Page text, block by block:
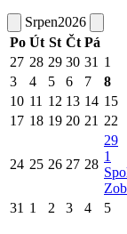
Srpen2026
Po Út St Čt Pá
27 28 29 30 31 1
3
4 5 6 7 8
10 11 12 13 14 15
17 18 19 20 21 22
24 25 26 27 28
29
1
31 1 2 3 4 5